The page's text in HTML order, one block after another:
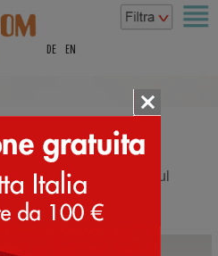
DE EN
misura 33
misura 33 colore rosa sul
Boot®